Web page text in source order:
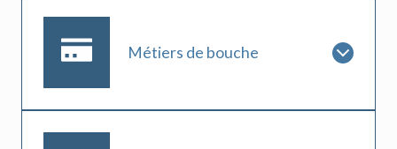
Métiers de bouche